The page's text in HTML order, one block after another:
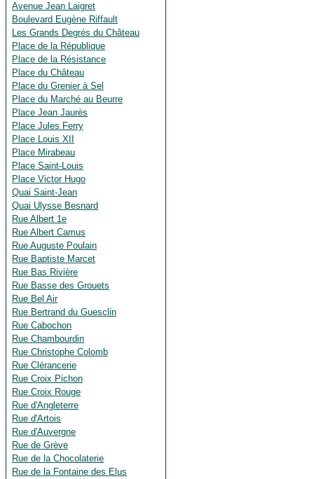
Avenue Jean Laigret
Boulevard Eugène Riffault
Les Grands Degrés du Château
Place de la République
Place de la Résistance
Place du Château
Place du Grenier à Sel
Place du Marché au Beurre
Place Jean Jaurès
Place Jules Ferry
Place Louis XII
Place Mirabeau
Place Saint-Louis
Place Victor Hugo
Quai Saint-Jean
Quai Ulysse Besnard
Rue Albert 1e
Rue Albert Camus
Rue Auguste Poulain
Rue Baptiste Marcet
Rue Bas Rivière
Rue Basse des Grouets
Rue Bel Air
Rue Bertrand du Guesclin
Rue Cabochon
Rue Chambourdin
Rue Christophe Colomb
Rue Clérancerie
Rue Croix Pichon
Rue Croix Rouge
Rue d'Angleterre
Rue d'Artois
Rue d'Auvergne
Rue de Grève
Rue de la Chocolaterie
Rue de la Fontaine des Elus